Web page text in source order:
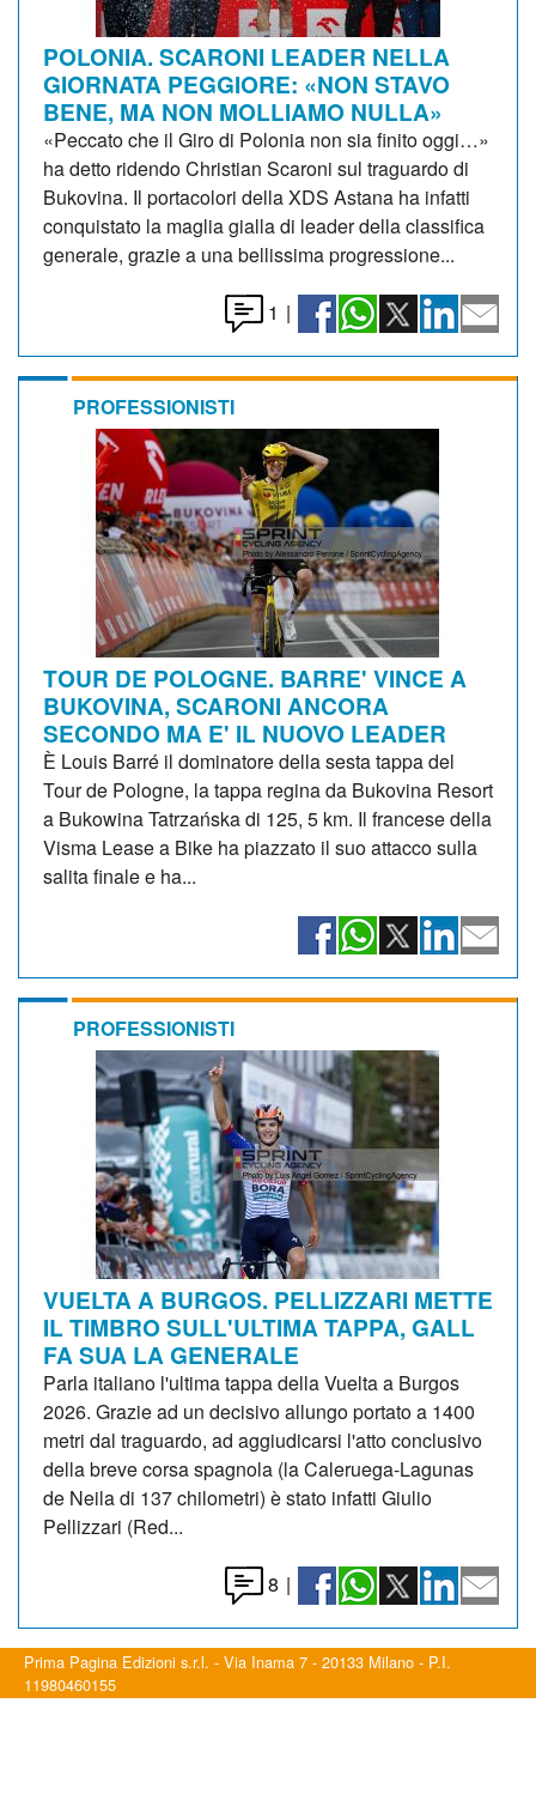
POLONIA. SCARONI LEADER NELLA
GIORNATA PEGGIORE: «NON STAVO
BENE, MA NON MOLLIAMO NULLA»
«Peccato che il Giro di Polonia non sia finito oggi…»
ha detto ridendo Christian Scaroni sul traguardo di
Bukovina. Il portacolori della XDS Astana ha infatti
conquistato la maglia gialla di leader della classifica
generale, grazie a una bellissima progressione...
1 |
PROFESSIONISTI
TOUR DE POLOGNE. BARRE' VINCE A
BUKOVINA, SCARONI ANCORA
SECONDO MA E' IL NUOVO LEADER
È Louis Barré il dominatore della sesta tappa del
Tour de Pologne, la tappa regina da Bukovina Resort
a Bukowina Tatrzańska di 125, 5 km. Il francese della
Visma Lease a Bike ha piazzato il suo attacco sulla
salita finale e ha...
PROFESSIONISTI
VUELTA A BURGOS. PELLIZZARI METTE
IL TIMBRO SULL'ULTIMA TAPPA, GALL
FA SUA LA GENERALE
Parla italiano l'ultima tappa della Vuelta a Burgos
2026. Grazie ad un decisivo allungo portato a 1400
metri dal traguardo, ad aggiudicarsi l'atto conclusivo
della breve corsa spagnola (la Caleruega-Lagunas
de Neila di 137 chilometri) è stato infatti Giulio
Pellizzari (Red...
8 |
Prima Pagina Edizioni s.r.l. - Via Inama 7 - 20133 Milano - P.I.
11980460155